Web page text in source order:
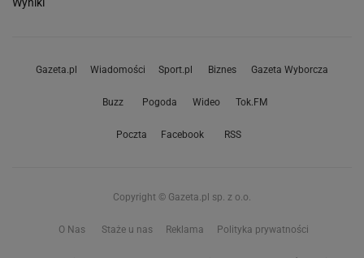
Gazeta.pl Wiadomości Sport.pl Biznes Gazeta Wyborcza
Buzz Pogoda Wideo Tok.FM
Poczta Facebook RSS
Copyright © Gazeta.pl sp. z o.o.
O Nas Staże u nas Reklama Polityka prywatności